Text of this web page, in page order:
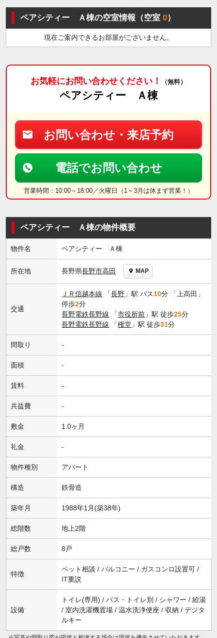
ペアシティー Ａ棟の空室情報（空室0）
現在ご案内できるお部屋がございません。
お気軽にお問い合わせください！ （無料）
ペアシティー Ａ棟
お問い合わせ・来店予約
電話でお問い合わせ
営業時間：10:00～18:00／火曜日（1～3月は休まず営業！）
ペアシティー Ａ棟の物件概要
物件名 ペアシティー Ａ棟
所在地 長野県長野市高田 MAP
交通
ＪＲ信越本線 「長野 」駅 バス10分 「上高田」
停歩2分
長野電鉄長野線 「市役所前 」駅 徒歩25分
長野電鉄長野線 「権堂 」駅 徒歩31分
間取り -
面積 -
賃料 -
共益費 -
敷金 1.0ヶ月
礼金 -
物件種別 アパート
構造 鉄骨造
築年月 1988年1月(築38年)
総階数 地上2階
総戸数 8戸
特徴
ペット相談 / バルコニー / ガスコンロ設置可 /
IT重説
設備
トイレ(専用) / バス・トイレ別 / シャワー / 給湯
/ 室内洗濯機置場 / 温水洗浄便座 / 収納 / デジタ
ルキー